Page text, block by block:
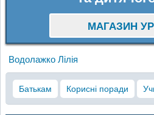
МАГАЗИН
Водолажко Лілія
Батькам Корисні поради